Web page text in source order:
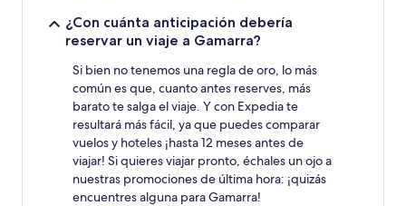
¿Con cuánta anticipación debería
reservar un viaje a Gamarra?
Si bien no tenemos una regla de oro, lo más
común es que, cuanto antes reserves, más
barato te salga el viaje. Y con Expedia te
resultará más fácil, ya que puedes comparar
vuelos y hoteles ¡hasta 12 meses antes de
viajar! Si quieres viajar pronto, échales un ojo a
nuestras promociones de última hora: ¡quizás
encuentres alguna para Gamarra!